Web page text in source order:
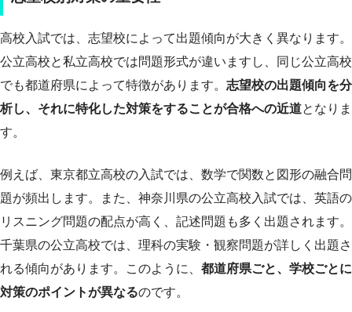
高校入試では、志望校によって出題傾向が大きく異なります。
公立高校と私立高校では問題形式が違いますし、同じ公立高校
でも都道府県によって特徴があります。 志望校の出題傾向を分
析し、それに特化した対策をすることが合格への近道となりま
す。
例えば、東京都立高校の入試では、数学で関数と図形の融合問
題が頻出します。また、神奈川県の公立高校入試では、英語の
リスニング問題の配点が高く、記述問題も多く出題されます。
千葉県の公立高校では、理科の実験・観察問題が詳しく出題さ
れる傾向があります。このように、 都道府県ごと、学校ごとに
対策のポイントが異なるのです。